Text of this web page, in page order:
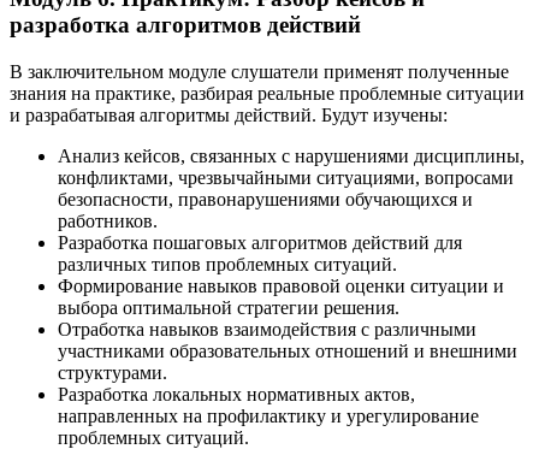
разработка алгоритмов действий
В заключительном модуле слушатели применят полученные
знания на практике, разбирая реальные проблемные ситуации
и разрабатывая алгоритмы действий. Будут изучены:
Анализ кейсов, связанных с нарушениями дисциплины,
конфликтами, чрезвычайными ситуациями, вопросами
безопасности, правонарушениями обучающихся и
работников.
Разработка пошаговых алгоритмов действий для
различных типов проблемных ситуаций.
Формирование навыков правовой оценки ситуации и
выбора оптимальной стратегии решения.
Отработка навыков взаимодействия с различными
участниками образовательных отношений и внешними
структурами.
Разработка локальных нормативных актов,
направленных на профилактику и урегулирование
проблемных ситуаций.